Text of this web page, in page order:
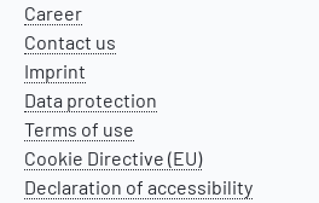
Career
Contact us
Imprint
Data protection
Terms of use
Cookie Directive (EU)
Declaration of accessibility